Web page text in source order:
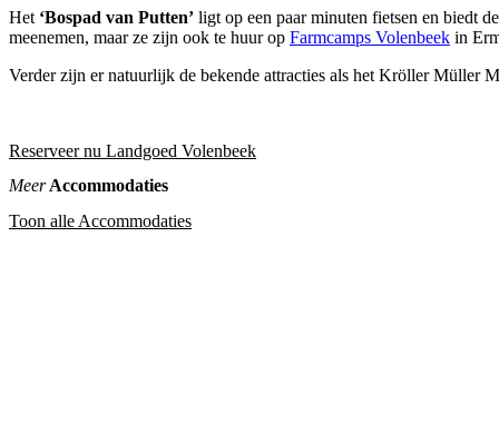
Het ‘Bospad van Putten’ ligt op een paar minuten fietsen en biedt
meenemen, maar ze zijn ook te huur op Farmcamps Volenbeek in
Verder zijn er natuurlijk de bekende attracties als het Kröller Müller
Reserveer nu Landgoed Volenbeek
MeerAccommodaties
Toon alle Accommodaties